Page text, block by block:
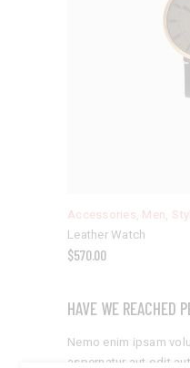
Accessories, Men,
Leather Watch
$570.00
HAVE WE REACHED
Nemo enim ipsam
aspernatur aut odit